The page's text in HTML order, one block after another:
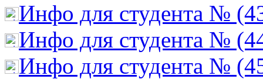
Инфо для студента №
Инфо для студента №
Инфо для студента №